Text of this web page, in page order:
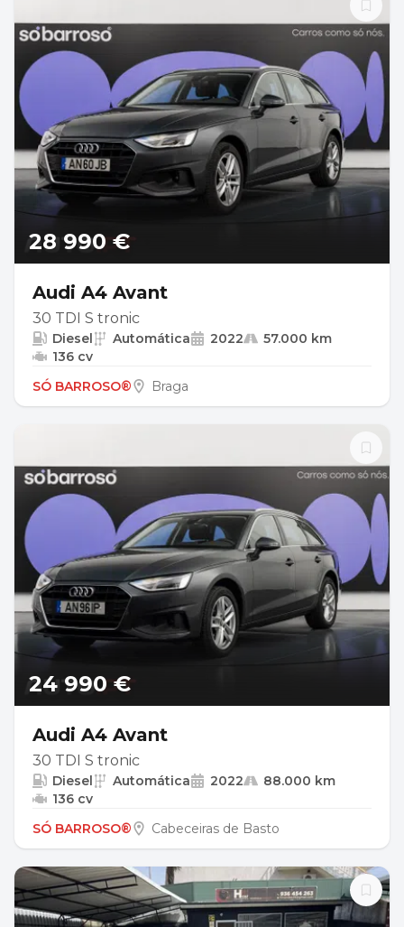
28 990 €
Audi A4 Avant
30 TDI S tronic
Diesel Automática 2022
57.000 km
136 cv
SÓ BARROSO®
Braga
24 990 €
Audi A4 Avant
30 TDI S tronic
Diesel Automática 2022
88.000 km
136 cv
SÓ BARROSO®
Cabeceiras de Basto